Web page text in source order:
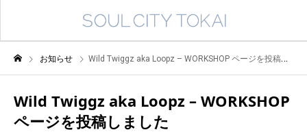
お知らせ Wild Twiggz aka Loopz – WORKSHOP ページを投稿しました
Wild Twiggz aka Loopz – WORKSHOP
ページを投稿しました